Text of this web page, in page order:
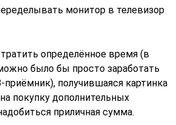
монитор в телевизор
определённое время (в
было бы просто заработать
получившаяся картинка
покупку дополнительных
приличная сумма.